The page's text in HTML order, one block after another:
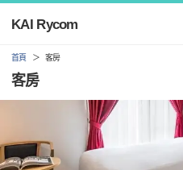
KAI Rycom
首頁 客房
客房